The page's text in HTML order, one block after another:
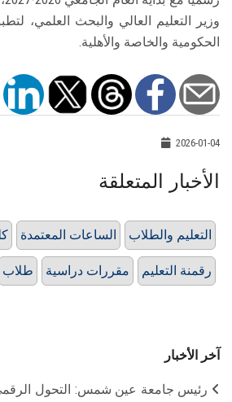
وزير التعليم العالي والبحث العلمي،
الحكومية والخاصة والأهلية.
2026-01-04
الأخبار المتعلقة
الساعات المعتمدة التعليم والطلاب
طلاب مقررات دراسية رقمنة التعليم
آخر الأخبار
رئيس جامعة عين شمس: التحول